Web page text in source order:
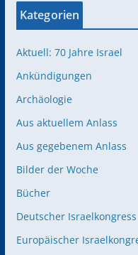
Kategorien
Aktuell: 70 Jahre Israel
Ankündigungen
Archäologie
Aus aktuellem Anlass
Aus gegebenem Anlass
Bilder der Woche
Bücher
Deutscher Israelkongress
Europäischer